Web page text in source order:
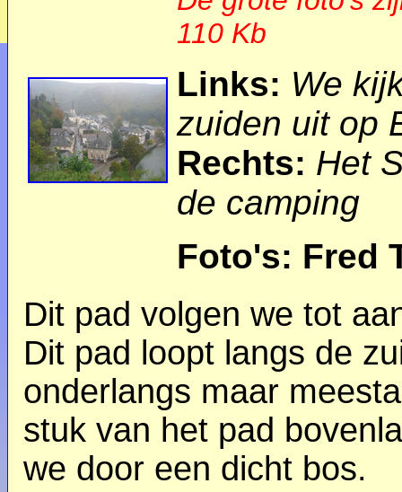
110 Kb
Links: We
zuiden uit op
Rechts: Het
de camping
Foto's: Fred
Dit pad volgen we tot
Dit pad loopt langs de
onderlangs maar
stuk van het pad
we door een dicht bos.